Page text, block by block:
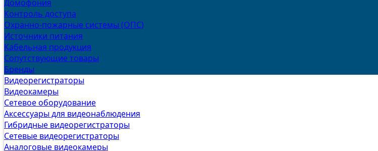
Домофония
Контроль доступа
Охранно-пожарные системы (ОПС)
Источники питания
Кабельная продукция
Сопутствующие товары
Бренды
Видеорегистраторы
Видеокамеры
Сетевое оборудование
Аксессуары для видеонаблюдения
Гибридные видеорегистраторы
Сетевые видеорегистраторы
Аналоговые видеокамеры